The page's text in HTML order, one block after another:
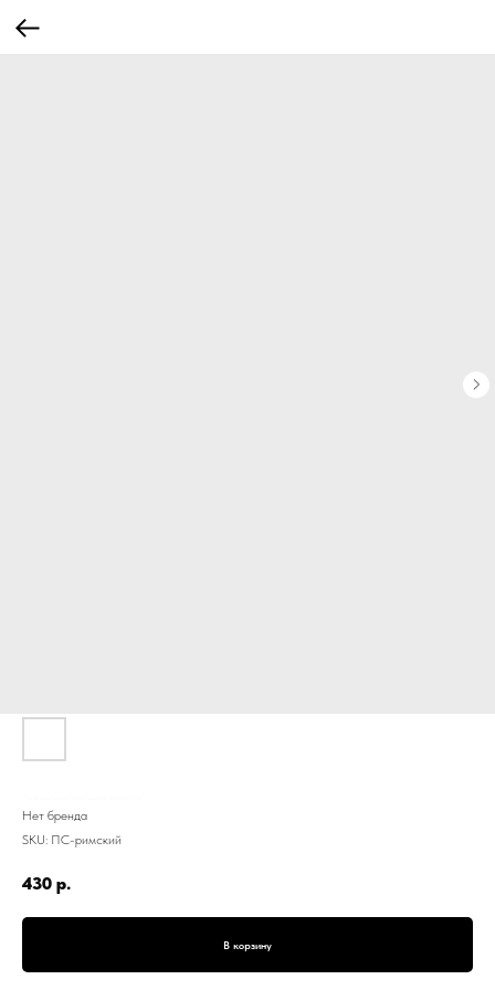
Нет бренда
SKU: ПС-римский
430 р.
В корзину